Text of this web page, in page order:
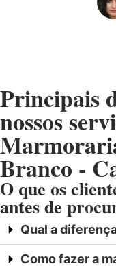
Principais
nossos
Branco -
O que os
antes de
Qual a
Como fazer a